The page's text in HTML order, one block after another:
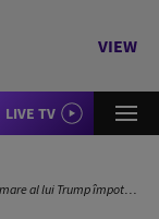
VIEW
LIVE TV
Un judecător din Florida a respins cererea de amânare